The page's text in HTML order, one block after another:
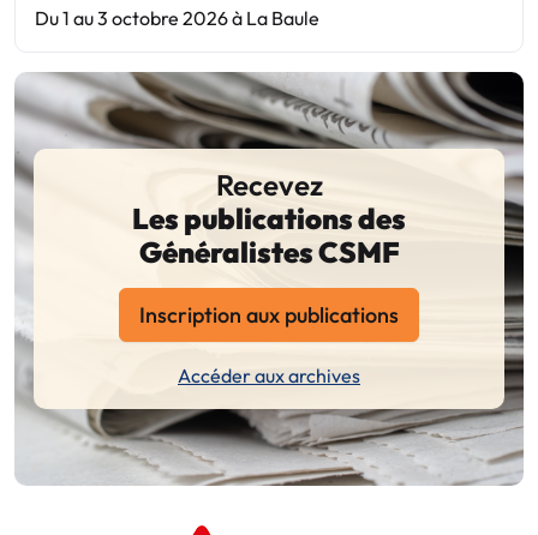
Du 1 au 3 octobre 2026 à La Baule
Recevez
Les publications des
Généralistes CSMF
Inscription aux publications
Accéder aux archives